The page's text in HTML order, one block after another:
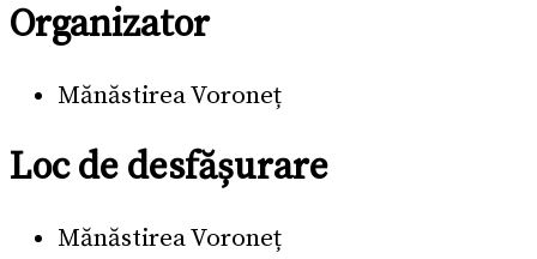
Organizator
Mănăstirea Voroneț
Loc de desfășurare
Mănăstirea Voroneț